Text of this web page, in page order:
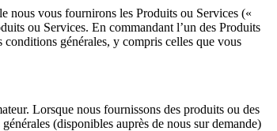
nous vous fournirons les Produits ou Services («
ou Services. En commandant l’un des Produits
conditions générales, y compris celles que vous
Lorsque nous fournissons des produits ou des
(disponibles auprès de nous sur demande)